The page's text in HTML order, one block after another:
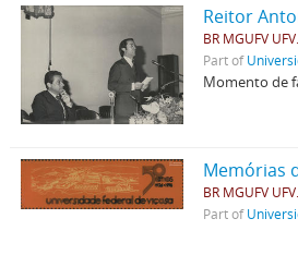
Reitor
BR MGUFV
Part of
Momento de
Memórias
BR MGUFV
Part of